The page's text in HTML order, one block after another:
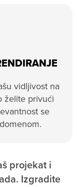
vidljivost na
želite privući
se
projekat i
Izgradite